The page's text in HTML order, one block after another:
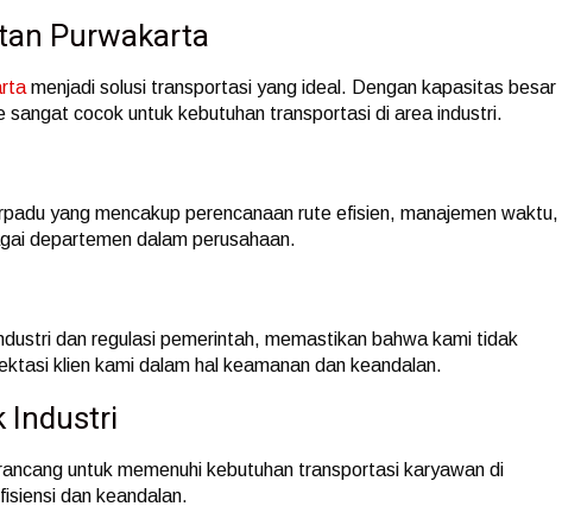
Purwakarta
menjadi solusi transportasi yang ideal. Dengan kapasitas besar
sangat cocok untuk kebutuhan transportasi di area industri.
yang mencakup perencanaan rute efisien, manajemen waktu,
departemen dalam perusahaan.
dan regulasi pemerintah, memastikan bahwa kami tidak
klien kami dalam hal keamanan dan keandalan.
Industri
untuk memenuhi kebutuhan transportasi karyawan di
dan keandalan.